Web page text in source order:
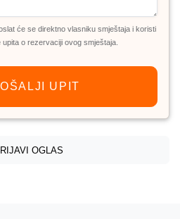
će se direktno vlasniku smještaja i koristi
o rezervaciji ovog smještaja.
UPIT
OGLAS